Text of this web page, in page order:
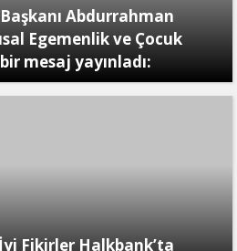
Abdurrahman
Egemenlik ve Çocuk
mesaj yayınladı:
Fikirler Halkbank’ta